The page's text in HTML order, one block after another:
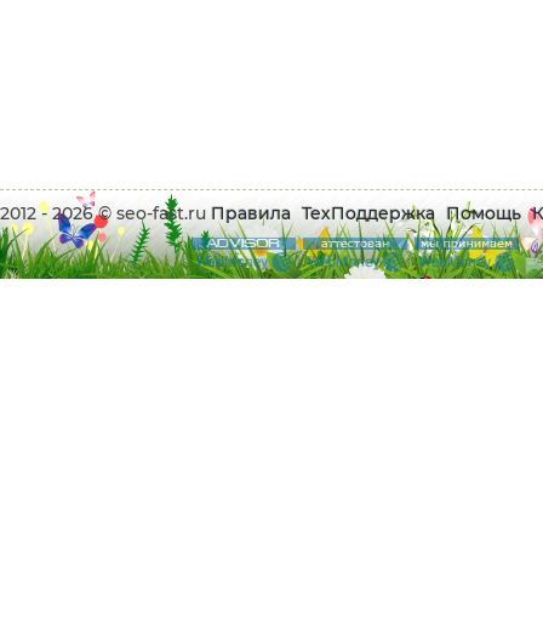
2012 - 2026 © seo-fast.ru Правила ТехПоддержка Помощь